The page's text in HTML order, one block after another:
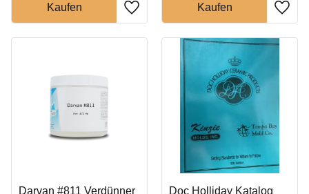
Zu Favoriten hinzufügen Zu
Darvan #811 Verdünner Doc Holliday Katalog